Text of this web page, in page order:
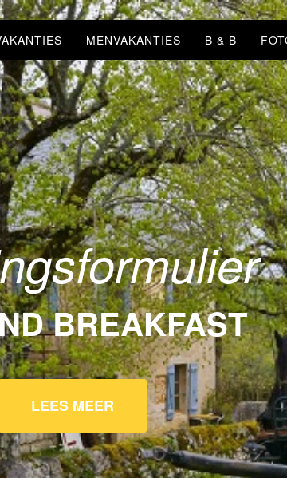
MENVAKANTIES B & B
BREAKFAST
LEES MEER